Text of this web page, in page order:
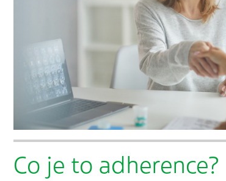
Co je to adherence?